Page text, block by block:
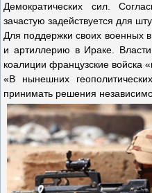
Демократических сил.
зачастую задействуется для
Для поддержки своих военных
и артиллерию в Ираке.
коалиции французские войска
«В нынешних
принимать решения